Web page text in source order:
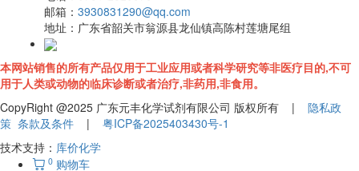
邮箱： 3930831290@qq.com
地址： 广东省韶关市翁源县龙仙镇高陈村莲塘尾组
本网站销售的所有产品仅用于工业应用或者科学研究等非医疗目的,不可
用于人类或动物的临床诊断或者治疗,非药用,非食用。
CopyRight @2025 广东元丰化学试剂有限公司 版权所有 | 隐私政
策 条款及条件 | 粤ICP备2025403430号-1
技术支持： 库价化学
0 购物车